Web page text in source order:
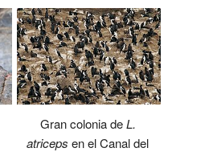
Gran colonia deL.
atriceps en el Canal del